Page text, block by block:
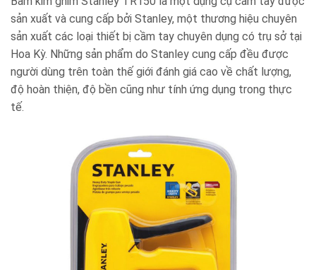
sản xuất và cung cấp bởi Stanley, một thương hiệu chuyên
sản xuất các loại thiết bị cầm tay chuyên dụng có trụ sở tại
Hoa Kỳ. Những sản phẩm do Stanley cung cấp đều được
người dùng trên toàn thế giới đánh giá cao về chất lượng,
độ hoàn thiện, độ bền cũng như tính ứng dụng trong thực
tế.